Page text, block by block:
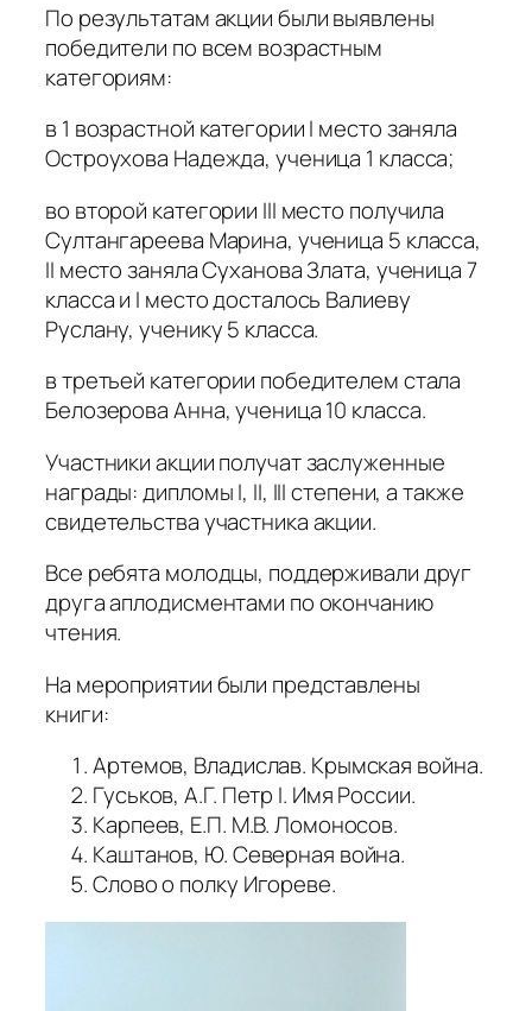
По результатам акции были выявлены
победители по всем возрастным
категориям:
в 1 возрастной категории I место заняла
Остроухова Надежда, ученица 1 класса;
во второй категории III место получила
Султангареева Марина, ученица 5 класса,
II место заняла Суханова Злата, ученица 7
класса и I место досталось Валиеву
Руслану, ученику 5 класса.
в третьей категории победителем стала
Белозерова Анна, ученица 10 класса.
Участники акции получат заслуженные
награды: дипломы I, II, III степени, а также
свидетельства участника акции.
Все ребята молодцы, поддерживали друг
друга аплодисментами по окончанию
чтения.
На мероприятии были представлены
книги:
Артемов, Владислав. Крымская война.
Гуськов, А.Г. Петр I. Имя России.
Карпеев, Е.П. М.В. Ломоносов.
Каштанов, Ю. Северная война.
Слово о полку Игореве.